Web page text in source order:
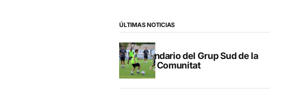
ÚLTIMAS NOTICIAS
Calendario del Grup Sud de la
Lliga Comunitat